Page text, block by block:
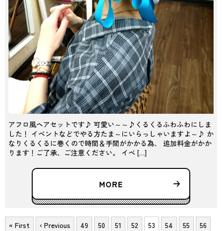
アフロ風ヘアセットです♪ 可愛い～～♪くるくるふわふわにしま
した！ イベントなどでやる方たま～にいらっしゃいますよ～♪ か
なりくるくるに巻くので時間＆手間がかかる為、 追加料金がかか
ります！ご了承、ご注意ください。 イベ […]
MORE
« First ‹ Previous 49 50 51 52 53 54 55
56